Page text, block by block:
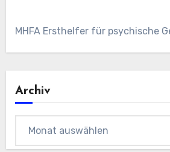
MHFA Ersthelfer für psychische
Archiv